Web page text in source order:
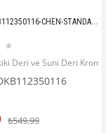
kapama bileklik
LFNSS25DKB112350116-CHEN-STANDART
★
Deri ve Suni Deri Krom
₺549,99